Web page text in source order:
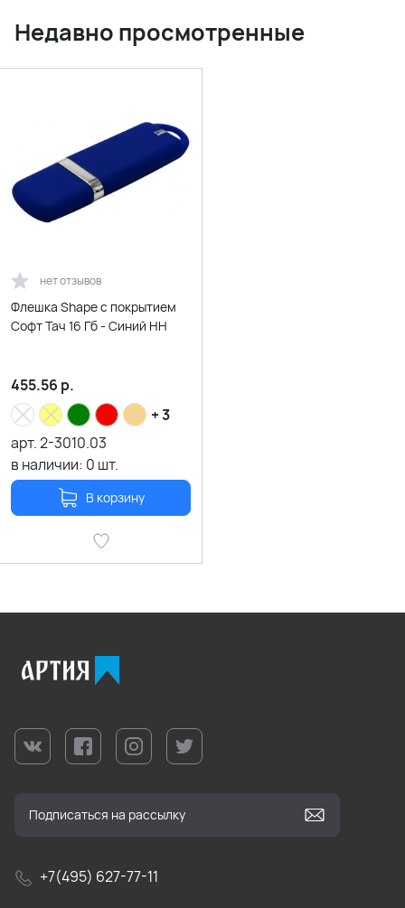
Недавно просмотренные
нет отзывов
Флешка Shape с покрытием
Софт Тач 16 Гб - Синий HH
455.56 р.
+ 3
арт.2-3010.03
в наличии: 0 шт.
В корзину
+7(495) 627-77-11